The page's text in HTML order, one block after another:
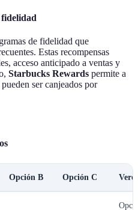
de fidelidad que
Estas recompensas
acceso anticipado a ventas y
Starbucks Rewards permite a
ser canjeados por
Opción B Opción C